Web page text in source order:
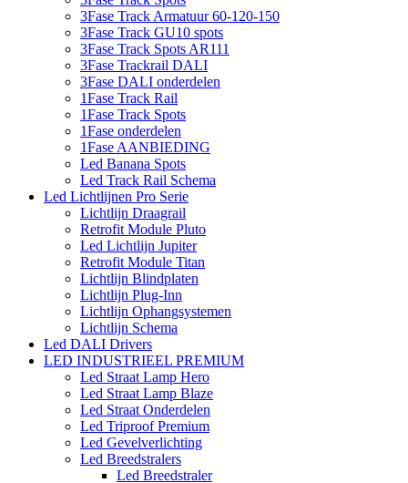
3Fase Track Armatuur 60-120-150
3Fase Track GU10 spots
3Fase Track Spots AR111
3Fase Trackrail DALI
3Fase DALI onderdelen
1Fase Track Rail
1Fase Track Spots
1Fase onderdelen
1Fase AANBIEDING
Led Banana Spots
Led Track Rail Schema
Led Lichtlijnen Pro Serie
Lichtlijn Draagrail
Retrofit Module Pluto
Led Lichtlijn Jupiter
Retrofit Module Titan
Lichtlijn Blindplaten
Lichtlijn Plug-Inn
Lichtlijn Ophangsystemen
Lichtlijn Schema
Led DALI Drivers
LED INDUSTRIEEL PREMIUM
Led Straat Lamp Hero
Led Straat Lamp Blaze
Led Straat Onderdelen
Led Triproof Premium
Led Gevelverlichting
Led Breedstralers
Led Breedstraler